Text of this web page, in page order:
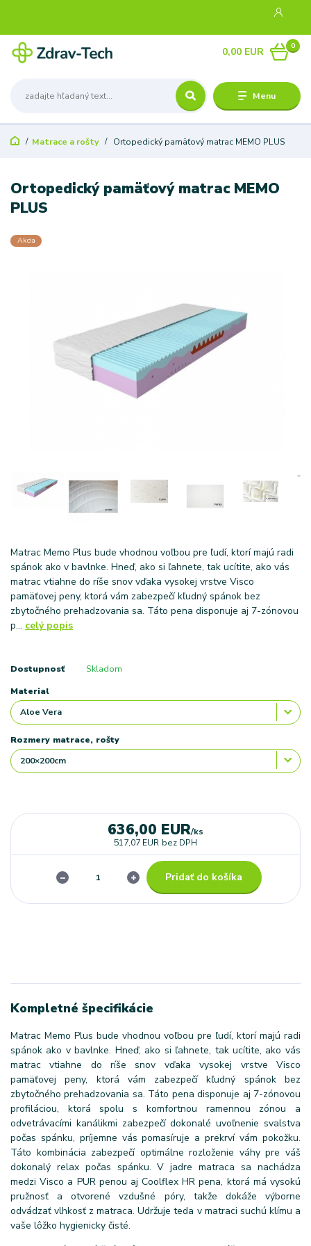
Menu
0
0,00 EUR
Matrace a rošty Ortopedický pamäťový matrac MEMO PLUS
Ortopedický pamäťový matrac MEMO
PLUS
Akcia
Matrac Memo Plus bude vhodnou voľbou pre ľudí, ktorí majú radi
spánok ako v bavlnke. Hneď, ako si ľahnete, tak ucítite, ako vás
matrac vtiahne do ríše snov vďaka vysokej vrstve Visco
pamäťovej peny, ktorá vám zabezpečí kľudný spánok bez
zbytočného prehadzovania sa. Táto pena disponuje aj 7-zónovou
p... celý popis
Dostupnosť Skladom
Material
Rozmery matrace, rošty
636,00 EUR/ks
517,07 EUR bez DPH
Pridať do košíka
Kompletné špecifikácie
Matrac Memo Plus bude vhodnou voľbou pre ľudí, ktorí majú radi
spánok ako v bavlnke. Hneď, ako si ľahnete, tak ucítite, ako vás
matrac vtiahne do ríše snov vďaka vysokej vrstve Visco
pamäťovej peny, ktorá vám zabezpečí kľudný spánok bez
zbytočného prehadzovania sa. Táto pena disponuje aj 7-zónovou
profiláciou, ktorá spolu s komfortnou ramennou zónou a
odvetrávacími kanálikmi zabezpečí dokonalé uvoľnenie svalstva
počas spánku, príjemne vás pomasíruje a prekrví vám pokožku.
Táto kombinácia zabezpečí optimálne rozloženie váhy pre váš
dokonalý relax počas spánku. V jadre matraca sa nachádza
medzi Visco a PUR penou aj Coolflex HR pena, ktorá má vysokú
pružnosť a otvorené vzdušné póry, takže dokáže výborne
odvádzať vlhkosť z matraca. Udržuje teda v matraci suchú klímu a
vaše lôžko hygienicky čisté.